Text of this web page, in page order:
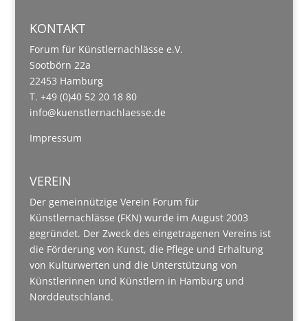
KONTAKT
Forum für Künstlernachlässe e.V.
Sootbörn 22a
22453 Hamburg
T. +49 (0)40 52 20 18 80
info@kuenstlernachlaesse.de
Impressum
VEREIN
Der gemeinnützige Verein Forum für
Künstlernachlässe (FKN) wurde im August 2003
gegründet. Der Zweck des eingetragenen Vereins ist
die Förderung von Kunst, die Pflege und Erhaltung
von Kulturwerten und die Unterstützung von
Künstlerinnen und Künstlern in Hamburg und
Norddeutschland.